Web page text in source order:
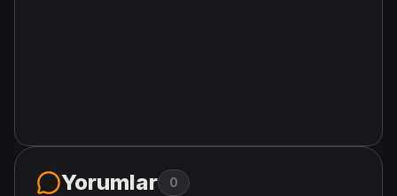
Yorumlar 0